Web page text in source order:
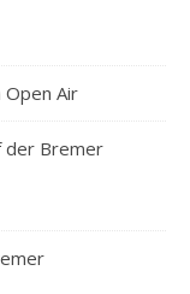
Air
der Bremer